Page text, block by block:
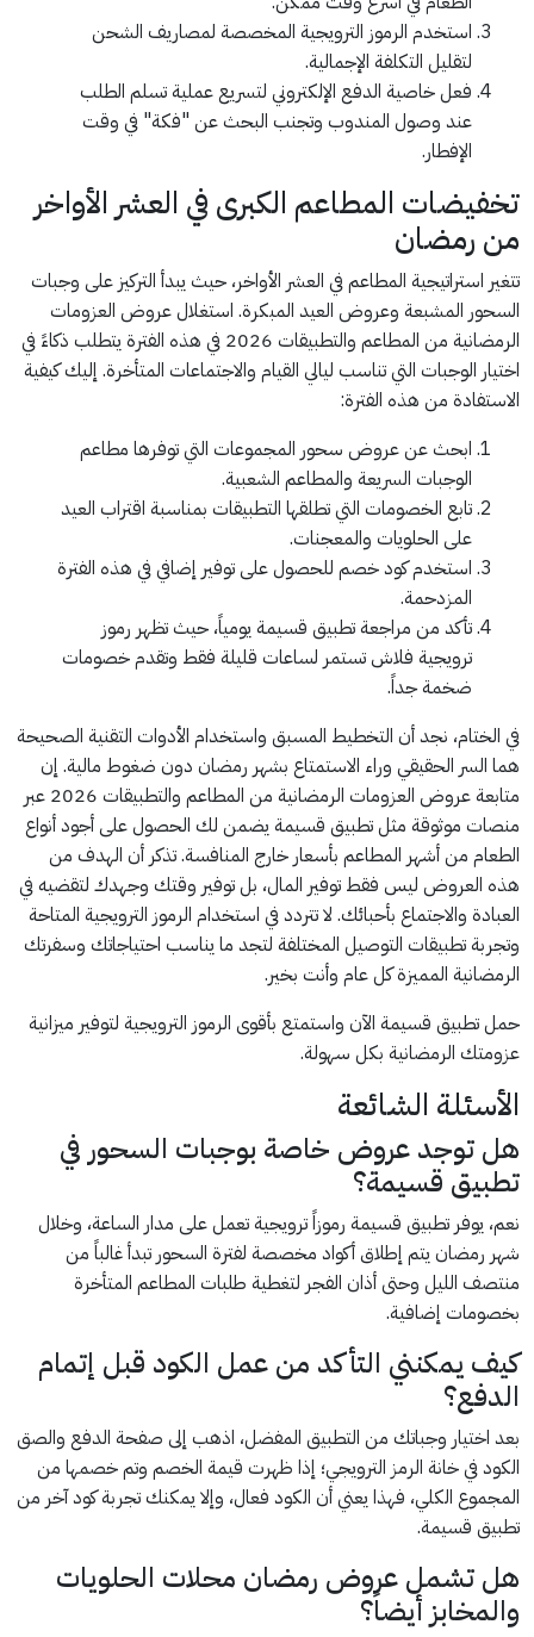
استخدم الرموز الترويجية المخصصة لمصاريف الشحن
لتقليل التكلفة الإجمالية.
فعل خاصية الدفع الإلكتروني لتسريع عملية تسلم الطلب
عند وصول المندوب وتجنب البحث عن "فكة" في وقت
الإفطار.
تخفيضات المطاعم الكبرى في العشر الأواخر
من رمضان
تتغير استراتيجية المطاعم في العشر الأواخر، حيث يبدأ التركيز على وجبات
السحور المشبعة وعروض العيد المبكرة. استغلال عروض العزومات
الرمضانية من المطاعم والتطبيقات 2026 في هذه الفترة يتطلب ذكاءً في
اختيار الوجبات التي تناسب ليالي القيام والاجتماعات المتأخرة. إليك كيفية
الاستفادة من هذه الفترة:
ابحث عن عروض سحور المجموعات التي توفرها مطاعم
الوجبات السريعة والمطاعم الشعبية.
تابع الخصومات التي تطلقها التطبيقات بمناسبة اقتراب العيد
على الحلويات والمعجنات.
استخدم كود خصم للحصول على توفير إضافي في هذه الفترة
المزدحمة.
تأكد من مراجعة تطبيق قسيمة يومياً، حيث تظهر رموز
ترويجية فلاش تستمر لساعات قليلة فقط وتقدم خصومات
ضخمة جداً.
في الختام، نجد أن التخطيط المسبق واستخدام الأدوات التقنية الصحيحة
هما السر الحقيقي وراء الاستمتاع بشهر رمضان دون ضغوط مالية. إن
متابعة عروض العزومات الرمضانية من المطاعم والتطبيقات 2026 عبر
منصات موثوقة مثل تطبيق قسيمة يضمن لك الحصول على أجود أنواع
الطعام من أشهر المطاعم بأسعار خارج المنافسة. تذكر أن الهدف من
هذه العروض ليس فقط توفير المال، بل توفير وقتك وجهدك لتقضيه في
العبادة والاجتماع بأحبائك. لا تتردد في استخدام الرموز الترويجية المتاحة
وتجربة تطبيقات التوصيل المختلفة لتجد ما يناسب احتياجاتك وسفرتك
الرمضانية المميزة كل عام وأنت بخير.
حمل تطبيق قسيمة الآن واستمتع بأقوى الرموز الترويجية لتوفير ميزانية
عزومتك الرمضانية بكل سهولة.
الأسئلة الشائعة
هل توجد عروض خاصة بوجبات السحور في
تطبيق قسيمة؟
نعم، يوفر تطبيق قسيمة رموزاً ترويجية تعمل على مدار الساعة، وخلال
شهر رمضان يتم إطلاق أكواد مخصصة لفترة السحور تبدأ غالباً من
منتصف الليل وحتى أذان الفجر لتغطية طلبات المطاعم المتأخرة
بخصومات إضافية.
كيف يمكنني التأكد من عمل الكود قبل إتمام
الدفع؟
بعد اختيار وجباتك من التطبيق المفضل، اذهب إلى صفحة الدفع والصق
الكود في خانة الرمز الترويجي؛ إذا ظهرت قيمة الخصم وتم خصمها من
المجموع الكلي، فهذا يعني أن الكود فعال، وإلا يمكنك تجربة كود آخر من
تطبيق قسيمة.
هل تشمل عروض رمضان محلات الحلويات
والمخابز أيضاً؟